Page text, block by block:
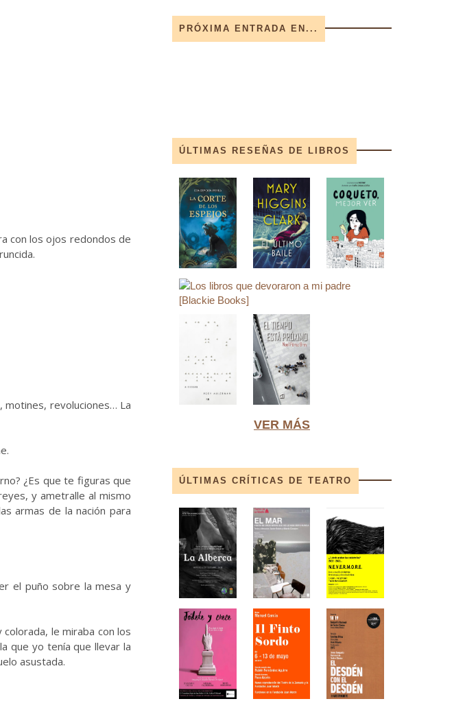
con los ojos redondos de
motines, revoluciones… La
¿Es que te figuras que
y ametralle al mismo
armas de la nación para
el puño sobre la mesa y
le miraba con los
que yo tenía que llevar la
asustada.
PRÓXIMA ENTRADA EN...
ÚLTIMAS RESEÑAS DE LIBROS
VER MÁS
ÚLTIMAS CRÍTICAS DE TEATRO